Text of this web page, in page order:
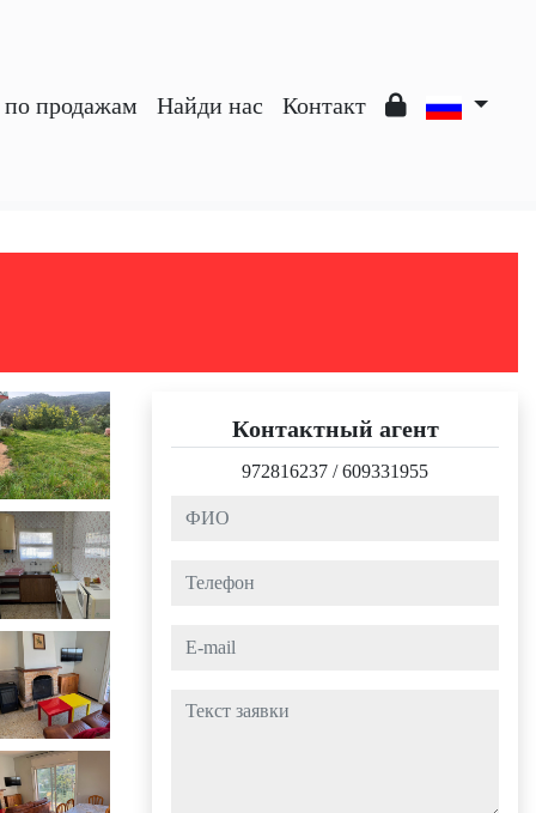
по продажам Найди нас Контакт
Контактный агент
972816237 /609331955
ФИО
Телефон
e-mail
Текст заявки